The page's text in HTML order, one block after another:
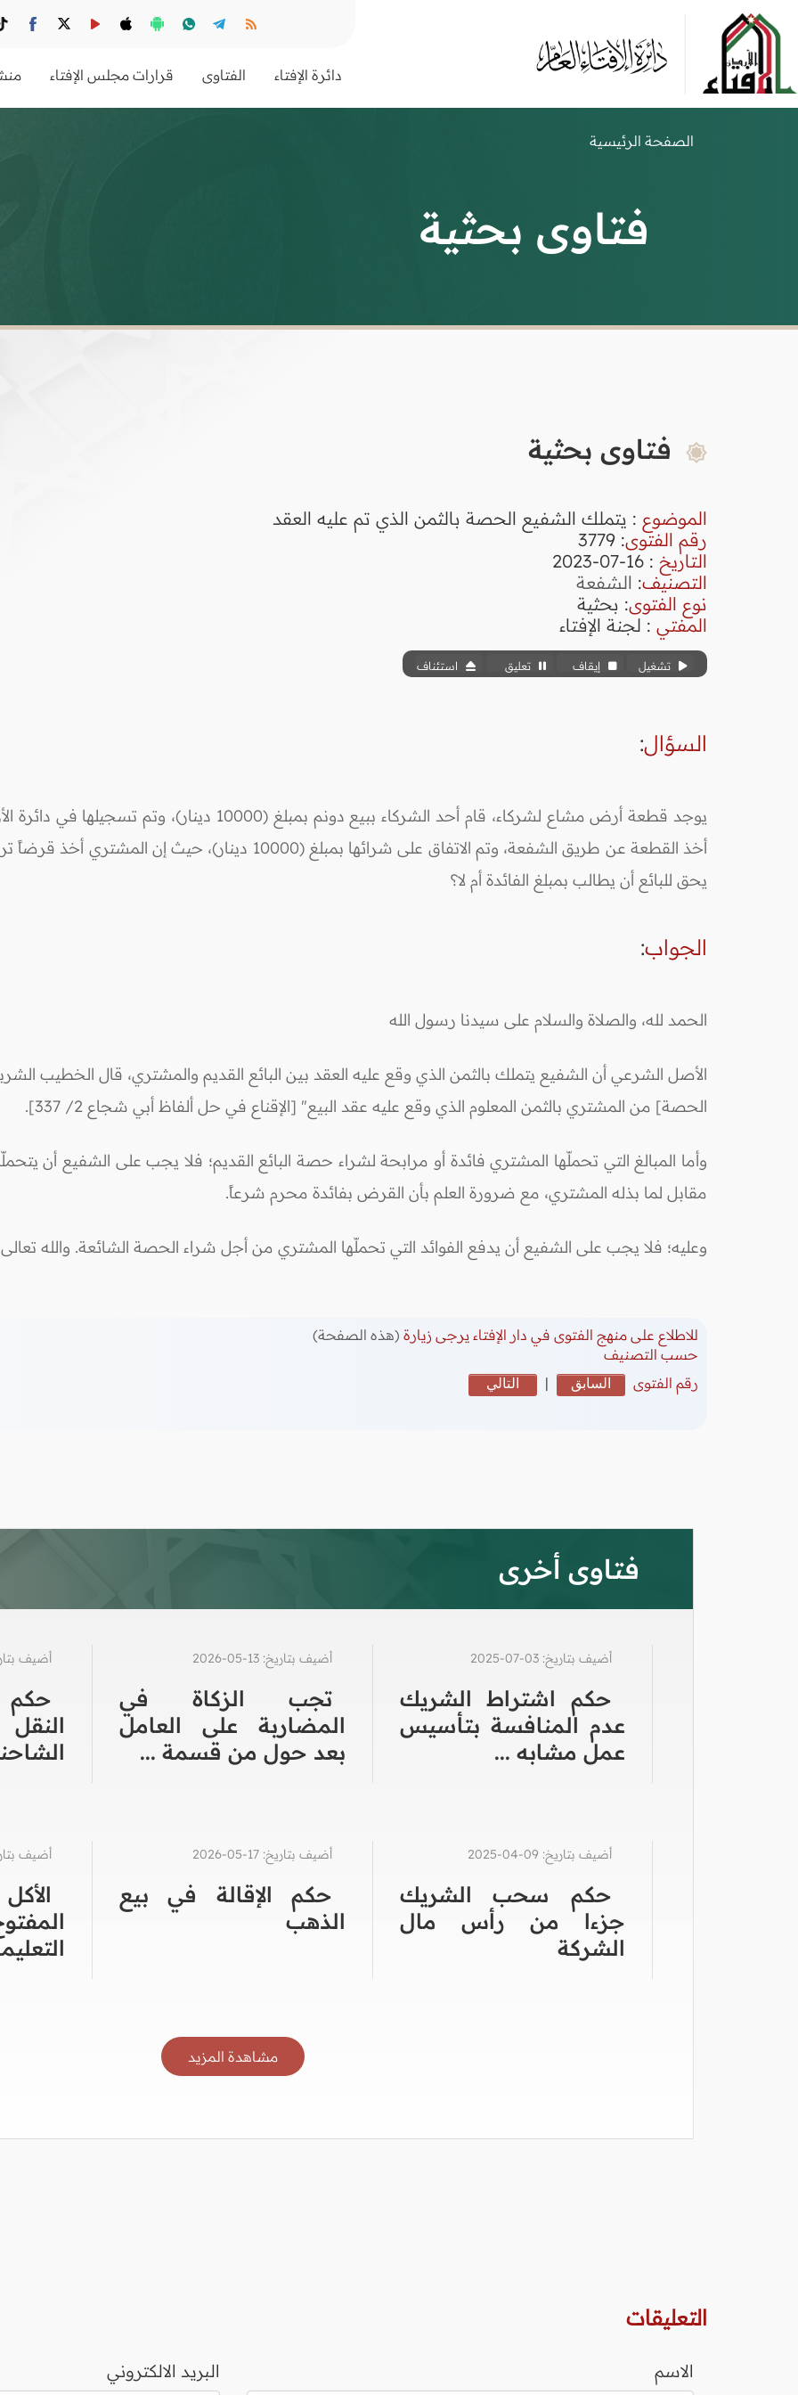
دائرة الإفتاء الفتاوى قرارات مجلس الإفتاء
الصفحة الرئيسية
فتاوى بحثية
فتاوى بحثية
الموضوع : يتملك الشفيع الحصة بالثمن الذي تم عليه العقد
رقم الفتوى:
3779
التاريخ : 16-07-2023
التصنيف: الشفعة
نوع الفتوى: بحثية
المفتي : لجنة الإفتاء
تشغيل إيقاف تعليق استئناف
السؤال:
يحق للبائع أن يطالب بمبلغ الفائدة أم لا؟
الجواب:
الحمد لله، والصلاة والسلام على سيدنا رسول الله
الأصل الشرعي أن الشفيع يتملك بالثمن الذي وقع عليه العقد بين البائع القديم والمشتري، قال الخطيب
الحصة] من المشتري بالثمن المعلوم الذي وقع عليه عقد البيع" [الإقناع في حل ألفاظ أبي شجاع 2/ 337].
وأما المبالغ التي تحملّها المشتري فائدة أو مرابحة لشراء حصة البائع القديم؛ فلا يجب على الشفيع أن
مقابل لما بذله المشتري، مع ضرورة العلم بأن القرض بفائدة محرم شرعاً.
وعليه؛ فلا يجب على الشفيع أن يدفع الفوائد التي تحملّها المشتري من أجل شراء الحصة الشائعة. والله تعالى
للاطلاع على منهج الفتوى في دار الإفتاء يرجى زيارة (هذه الصفحة)
حسب التصنيف
رقم الفتوى
السابق | التالي
فتاوى أخرى
أضيف بتاريخ: 03-07-2025
حكم اشتراط الشريك
عدم المنافسة بتأسيس
عمل مشابه ...
أضيف بتاريخ: 13-05-2026
تجب الزكاة في
المضاربة على العامل
بعد حول من قسمة ...
أضيف بتاريخ:
أضيف بتاريخ: 09-04-2025
حكم سحب الشريك
جزءا من رأس مال
الشركة
أضيف بتاريخ: 17-05-2026
حكم الإقالة في بيع
الذهب
أضيف بتاريخ:
مشاهدة المزيد
التعليقات
الاسم البريد الالكتروني